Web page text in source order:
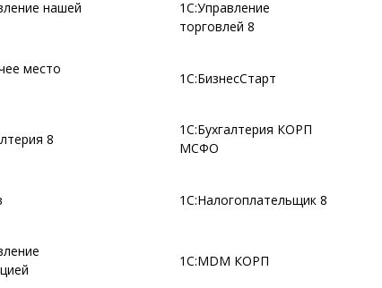
нашей
1С:Управление
торговлей 8
место
1С:БизнесСтарт
8
1С:Бухгалтерия КОРП
МСФО
1С:Налогоплательщик 8
1С:MDM КОРП